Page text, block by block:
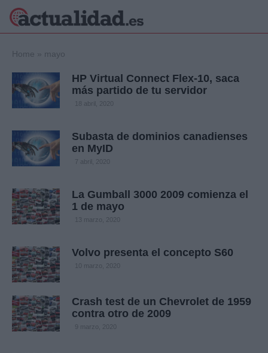
Política
Crónica
Economía
Internacional
Viajes
Home » mayo
HP Virtual Connect Flex-10, saca
más partido de tu servidor
18 abril, 2020
Subasta de dominios canadienses
en MyID
7 abril, 2020
La Gumball 3000 2009 comienza el
1 de mayo
13 marzo, 2020
Volvo presenta el concepto S60
10 marzo, 2020
Crash test de un Chevrolet de 1959
contra otro de 2009
9 marzo, 2020